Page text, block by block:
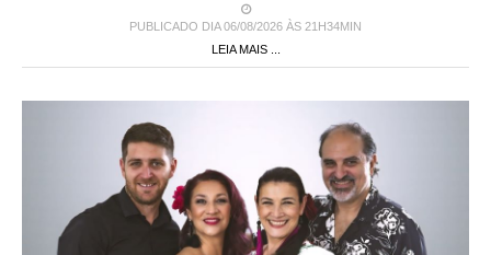
PUBLICADO DIA 06/08/2026 ÀS 21H34MIN
LEIA MAIS ...